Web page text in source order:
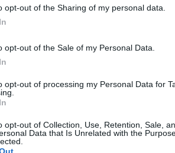
opt-out of the Sharing of my personal data.
opt-out of the Sale of my Personal Data.
opt-out of processing my Personal Data for
opt-out of Collection, Use, Retention, Sale,
Data that Is Unrelated with the